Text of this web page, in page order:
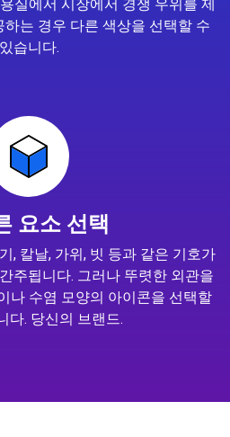
실에서 시장에서 경쟁 우위를 제
는 경우 다른 색상을 선택할 수
있습니다.
요소 선택
, 칼날, 가위, 빗 등과 같은 기호가
주됩니다. 그러나 뚜렷한 외관을
나 수염 모양의 아이콘을 선택할
다. 당신의 브랜드.